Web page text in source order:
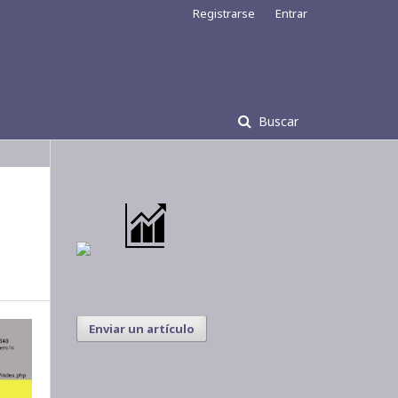
Buscar
Registrarse Entrar
Enviar un artículo